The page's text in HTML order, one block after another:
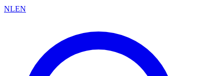
NLEN